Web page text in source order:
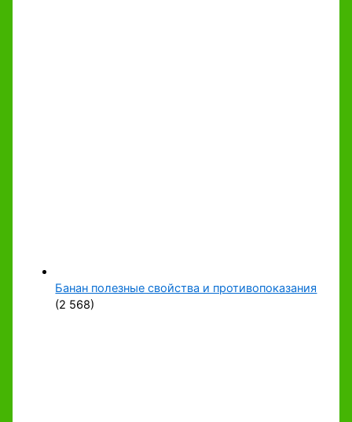
Банан полезные свойства и противопоказания
(2 568)